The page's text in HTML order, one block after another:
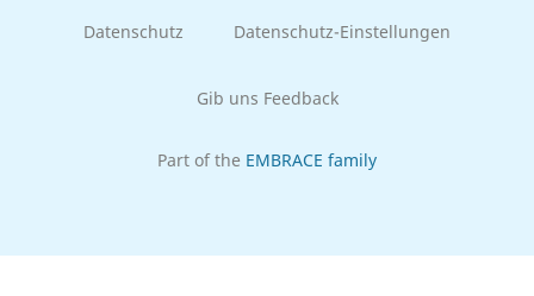
Datenschutz Datenschutz-Einstellungen
Gib uns Feedback
Part of the EMBRACE family